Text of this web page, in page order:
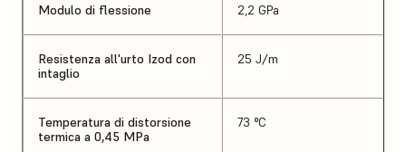
Modulo di flessione 2,2 GPa
Resistenza all'urto Izod con
intaglio
25 J/m
Temperatura di distorsione
termica a 0,45 MPa
73 °C